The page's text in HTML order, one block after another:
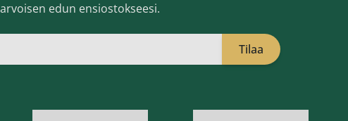
edun ensiostokseesi.
Tilaa